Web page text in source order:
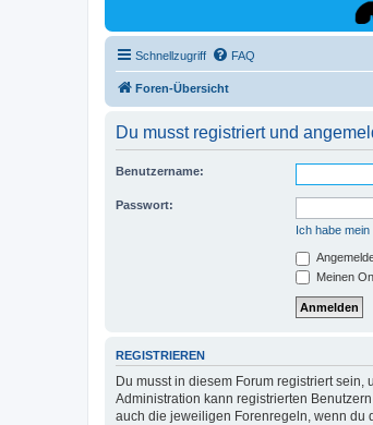
Schnellzugriff FAQ
Foren-Übersicht
Du musst registriert und
Benutzername:
Passwort:
Ich habe
Meinen
REGISTRIEREN
Du musst in diesem Forum registriert
Administration kann registrierten
auch die jeweiligen Forenregeln, wenn du